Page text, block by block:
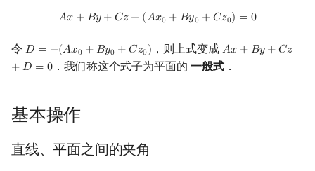
Sublime Text
CP Editor
Tim 排序
排序相关 STL
DP 套 DP
其它 DP 方法
后缀平衡树
广义后缀自动机
Manacher
回文树
升幂引理
阶乘取模
Lagrange 反演
形式幂级数复合|复合逆
范德蒙德卷积
Pólya 计数
线性代数
抽象代数
概率论
划分树
跳表
可持久化数据结构
树上随机游走
连通性相关
环计数问题
2-SAT
欧拉图
在一台机器上规划任务
主元素问题
15-puzzle
Kahan 求和
𝐴𝑥 + 𝐵𝑦+𝐶𝑧− (𝐴𝑥0 + 𝐵𝑦0 +𝐶𝑧0) = 0
Ax+B y+C z− (Ax0+ By 0+C z0 )=0
令 𝐷 = −(𝐴𝑥0 + 𝐵𝑦0 +𝐶𝑧0)
D= −( Ax0+By 0+ Cz0) ，则上式变成𝐴𝑥 + 𝐵𝑦+𝐶𝑧
+𝐷 = 0
Ax+ By+Cz+D=0
．我们称这个式子为平面的 一般式．
基本操作
直线、平面之间的夹角